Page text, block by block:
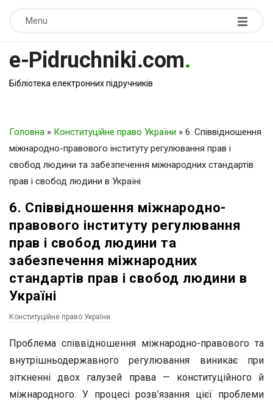
Menu
e-Pidruchniki.com.
Бібліотека електронних підручників
Головна » Конституційне право України » 6. Співвідношення
міжнародно-правового інституту регулювання прав і
свобод людини та забезпечення міжнародних стандартів
прав і свобод людини в Україні
6. Співвідношення міжнародно-
правового інституту регулювання
прав і свобод людини та
забезпечення міжнародних
стандартів прав і свобод людини в
Україні
Конституційне право України
Проблема співвідношення міжнародно-правового та
внутрішньодержавного регулювання виникає при
зіткненні двох галузей права — конституційного й
міжнародного. У процесі розв’язання цієї проблеми